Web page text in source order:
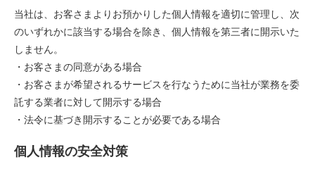
当社は、お客さまよりお預かりした個人情報を適切に管理し、次
のいずれかに該当する場合を除き、個人情報を第三者に開示いた
しません。
・お客さまの同意がある場合
・お客さまが希望されるサービスを行なうために当社が業務を委
託する業者に対して開示する場合
・法令に基づき開示することが必要である場合
個人情報の安全対策